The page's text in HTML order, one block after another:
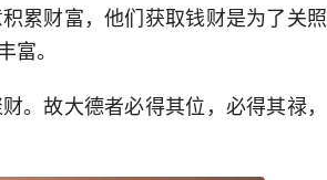
累财富，他们获取钱财是为了关照
。
。故大德者必得其位，必得其禄，